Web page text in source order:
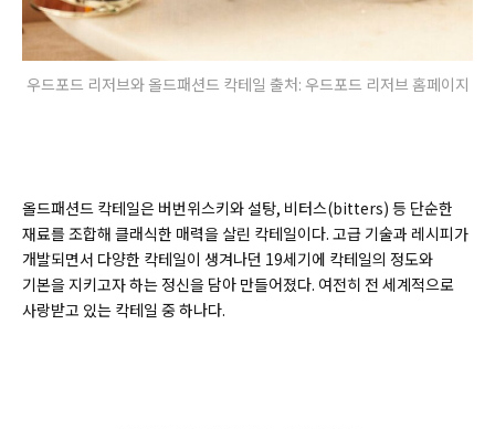
우드포드 리저브와 올드패션드 칵테일 출처: 우드포드 리저브 홈페이지
올드패션드 칵테일은 버번위스키와 설탕, 비터스(bitters) 등 단순한
재료를 조합해 클래식한 매력을 살린 칵테일이다. 고급 기술과 레시피가
개발되면서 다양한 칵테일이 생겨나던 19세기에 칵테일의 정도와
기본을 지키고자 하는 정신을 담아 만들어졌다. 여전히 전 세계적으로
사랑받고 있는 칵테일 중 하나다.